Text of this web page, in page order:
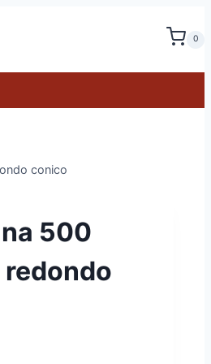
0
conico
500
redondo